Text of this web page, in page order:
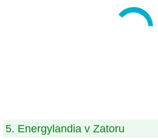
5. Energylandia v Zatoru